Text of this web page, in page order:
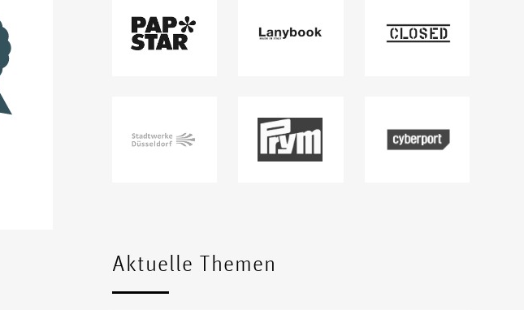
Aktuelle Themen